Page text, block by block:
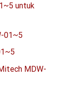
untuk
01~5
MDW-